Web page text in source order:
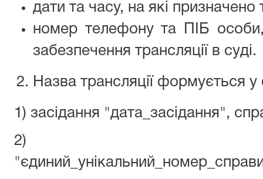
дати та часу, на які призначено
номер телефону та ПІБ особи,
забезпечення трансляції в суді.
Назва трансляції формується
1) засідання "дата_засідання",
2)